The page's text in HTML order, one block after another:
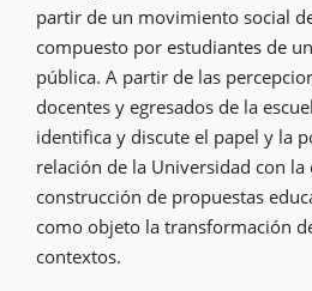
partir de un movimiento social
compuesto por estudiantes de
pública. A partir de las
docentes y egresados de la
identifica y discute el papel y la
relación de la Universidad con la
construcción de propuestas
como objeto la transformación
contextos.